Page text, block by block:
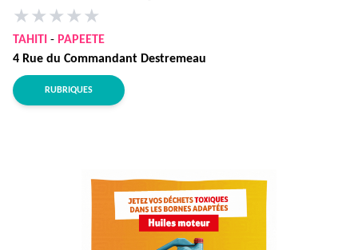
★ ★ ★ ★ ★
TAHITI - PAPEETE
4 Rue du Commandant Destremeau
RUBRIQUES